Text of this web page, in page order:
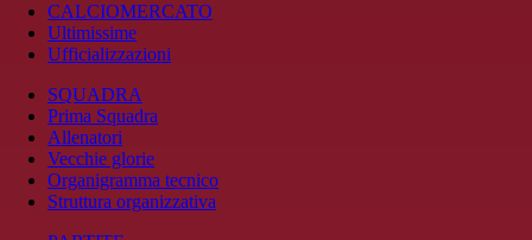
CALCIOMERCATO
Ultimissime
Ufficializzazioni
SQUADRA
Prima Squadra
Allenatori
Vecchie glorie
Organigramma tecnico
Struttura organizzativa